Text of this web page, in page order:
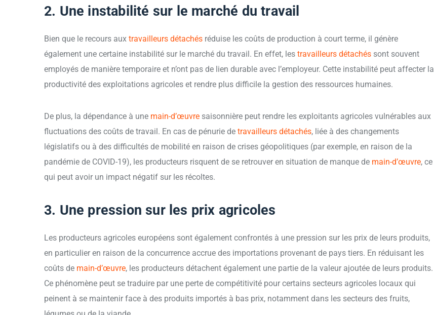
2. Une instabilité sur le marché du travail
Bien que le recours aux travailleurs détachés réduise les coûts de production à court terme, il génère
également une certaine instabilité sur le marché du travail. En effet, les travailleurs détachés sont souvent
employés de manière temporaire et n’ont pas de lien durable avec l’employeur. Cette instabilité peut affecter la
productivité des exploitations agricoles et rendre plus difficile la gestion des ressources humaines.
De plus, la dépendance à une main-d’œuvre saisonnière peut rendre les exploitants agricoles vulnérables aux
fluctuations des coûts de travail. En cas de pénurie de travailleurs détachés, liée à des changements
législatifs ou à des difficultés de mobilité en raison de crises géopolitiques (par exemple, en raison de la
pandémie de COVID-19), les producteurs risquent de se retrouver en situation de manque de main-d’œuvre, ce
qui peut avoir un impact négatif sur les récoltes.
3. Une pression sur les prix agricoles
Les producteurs agricoles européens sont également confrontés à une pression sur les prix de leurs produits,
en particulier en raison de la concurrence accrue des importations provenant de pays tiers. En réduisant les
coûts de main-d’œuvre, les producteurs détachent également une partie de la valeur ajoutée de leurs produits.
Ce phénomène peut se traduire par une perte de compétitivité pour certains secteurs agricoles locaux qui
peinent à se maintenir face à des produits importés à bas prix, notamment dans les secteurs des fruits,